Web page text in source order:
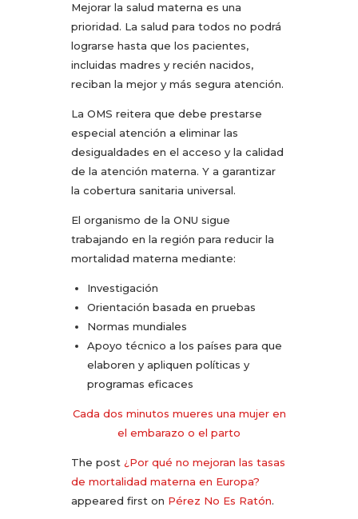
Mejorar la salud materna es una
prioridad. La salud para todos no podrá
lograrse hasta que los pacientes,
incluidas madres y recién nacidos,
reciban la mejor y más segura atención.
La OMS reitera que debe prestarse
especial atención a eliminar las
desigualdades en el acceso y la calidad
de la atención materna. Y a garantizar
la cobertura sanitaria universal.
El organismo de la ONU sigue
trabajando en la región para reducir la
mortalidad materna mediante:
Investigación
Orientación basada en pruebas
Normas mundiales
Apoyo técnico a los países para que
elaboren y apliquen políticas y
programas eficaces
Cada dos minutos mueres una mujer en
el embarazo o el parto
The post ¿Por qué no mejoran las tasas
de mortalidad materna en Europa?
appeared first on Pérez No Es Ratón.